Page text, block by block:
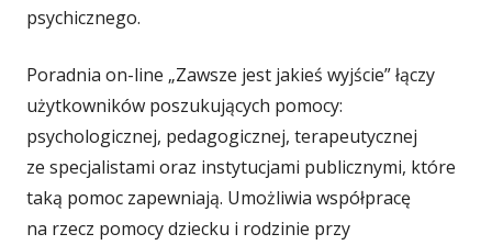
psychicznego.
Poradnia on-line „Zawsze jest jakieś wyjście” łączy
użytkowników poszukujących pomocy:
psychologicznej, pedagogicznej, terapeutycznej
ze specjalistami oraz instytucjami publicznymi, które
taką pomoc zapewniają. Umożliwia współpracę
na rzecz pomocy dziecku i rodzinie przy